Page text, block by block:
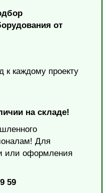
от
к каждому проекту
на складе!
Для
или оформления
59